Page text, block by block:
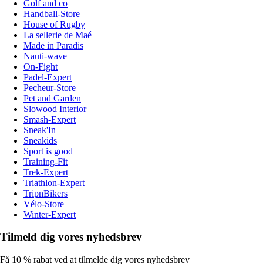
Golf and co
Handball-Store
House of Rugby
La sellerie de Maé
Made in Paradis
Nauti-wave
On-Fight
Padel-Expert
Pecheur-Store
Pet and Garden
Slowood Interior
Smash-Expert
Sneak'In
Sneakids
Sport is good
Training-Fit
Trek-Expert
Triathlon-Expert
TripnBikers
Vélo-Store
Winter-Expert
Tilmeld dig vores nyhedsbrev
Få 10 % rabat ved at tilmelde dig vores nyhedsbrev